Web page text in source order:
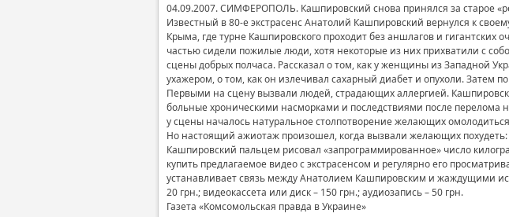
04.09.2007. СИМФЕРОПОЛЬ. Кашпировский снова принялся за старое
Известный в 80-е экстрасенс Анатолий Кашпировский вернулся к
Крыма, где турне Кашпировского проходит без аншлагов и
частью сидели пожилые люди, хотя некоторые из них прихватили с
сцены добрых полчаса. Рассказал о том, как у женщины из Западной
ухажером, о том, как он излечивал сахарный диабет и опухоли. Затем
Первыми на сцену вызвали людей, страдающих аллергией.
больные хроническими насморками и последствиями после
у сцены началось натуральное столпотворение желающих
Но настоящий ажиотаж произошел, когда вызвали желающих
Кашпировский пальцем рисовал «запрограммированное» число
купить предлагаемое видео с экстрасенсом и регулярно его
устанавливает связь между Анатолием Кашпировским и жаждущими
20 грн.; видеокассета или диск – 150 грн.; аудиозапись – 50 грн.
Газета «Комсомольская правда в Украине»